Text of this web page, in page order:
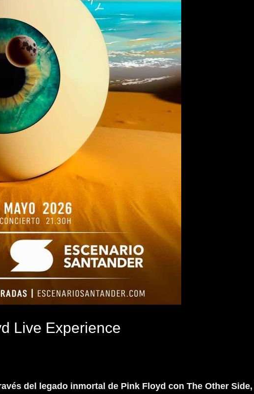
Live Experience
del legado inmortal de Pink Floyd con The Other